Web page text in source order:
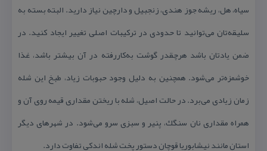
سیاه، هل، ریشه جوز هندی، زنجبیل و دارچین نیاز دارید. البته بسته به
سلیقه‌تان می‌توانید تا حدودی در تركیبات اصلی تغییر ایجاد كنید. در
ضمن یادتان باشد هرچقدر گوشت به‌كاررفته در آن بیشتر باشد، غذا
خوشمزه‌تر می‌شود. همچنین به دلیل وجود حبوبات زیاد، طبخ این شله
زمان زیادی می‌برد. در حالت اصیل، شله با ریختن مقداری قیمه روی آن و
همراه مقداری نان سنگك، پنیر و سبزی سرو می‌شود. در شهرهای دیگر
استان مانند نیشابوریا قوچان دستور پخت شله اندكی تفاوت دارد.